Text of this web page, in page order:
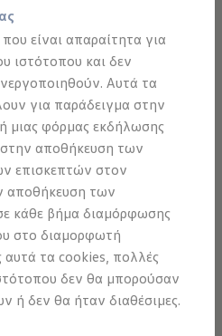
είναι απαραίτητα για
ιστότοπου και δεν
Αυτά τα
για παράδειγμα στην
μιας φόρμας εκδήλωσης
αποθήκευση των
επισκεπτών στον
αποθήκευση των
κάθε βήμα διαμόρφωσης
στο διαμορφωτή
αυτά τα cookies, πολλές
δεν θα μπορούσαν
ή δεν θα ήταν διαθέσιμες.
αυτοκίνητα
αυτονομίας
χρόνου φόρτισης
κόστους φόρτισης
Φόρτισης
σημείων φόρτισης
για την ηλεκτροκίνηση
φορτίσω;
μπορώ να φτάσω;
πληρώσω;
φορτίσω;
στα ID.
ανάκτησης ενέργειας κατά την
στα ID.
αυτοκίνητα
ξαφνική αδράνεια του
Assist θα προσπαθήσει
ξανά.
Αν δεν το
μέρος της
το στη λωρίδα του
να ακινητοποιηθεί, ώστε να